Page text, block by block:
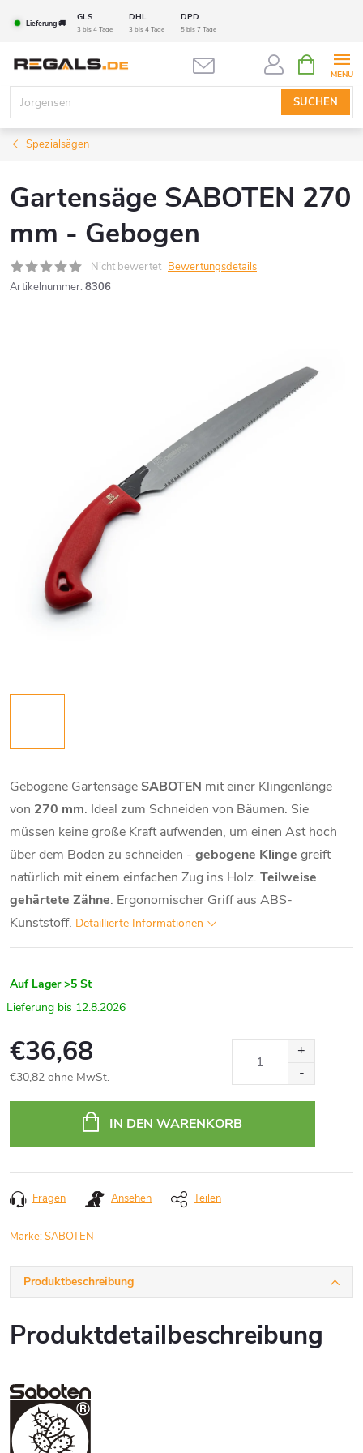
InhaltLieferung 🚚
GLS DHL DPD
3 bis 4 Tage 3 bis 4 Tage 5 bis 7 Tage
SUCHEN
Spezialsägen
Gartensäge SABOTEN 270
mm - Gebogen
Nicht bewertet Bewertungsdetails
Artikelnummer: 8306
Gebogene Gartensäge SABOTEN mit einer Klingenlänge
von 270 mm. Ideal zum Schneiden von Bäumen. Sie
müssen keine große Kraft aufwenden, um einen Ast hoch
über dem Boden zu schneiden - gebogene Klinge greift
natürlich mit einem einfachen Zug ins Holz. Teilweise
gehärtete Zähne. Ergonomischer Griff aus ABS-
Kunststoff. Detaillierte Informationen
Auf Lager >5 St
12.8.2026
€36,68
€30,82 ohne MwSt.
IN DEN WARENKORB
Fragen Ansehen Teilen
Marke:SABOTEN
Produktbeschreibung
Produktdetailbeschreibung